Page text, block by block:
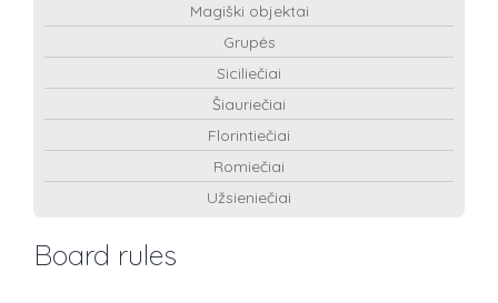
Magiški objektai
Grupės
Siciliečiai
Šiauriečiai
Florintiečiai
Romiečiai
Užsieniečiai
Board rules